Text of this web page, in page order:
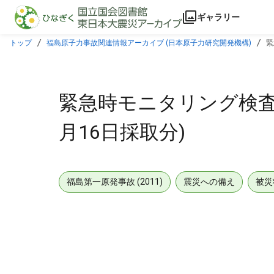
本文に飛ぶ
ギャラリー
トップ 福島原子力事故関連情報アーカイブ (日本原子力研究開発機構)
緊急時モニタリング検
月16日採取分)
福島第一原発事故 (2011) 震災への備え 被災